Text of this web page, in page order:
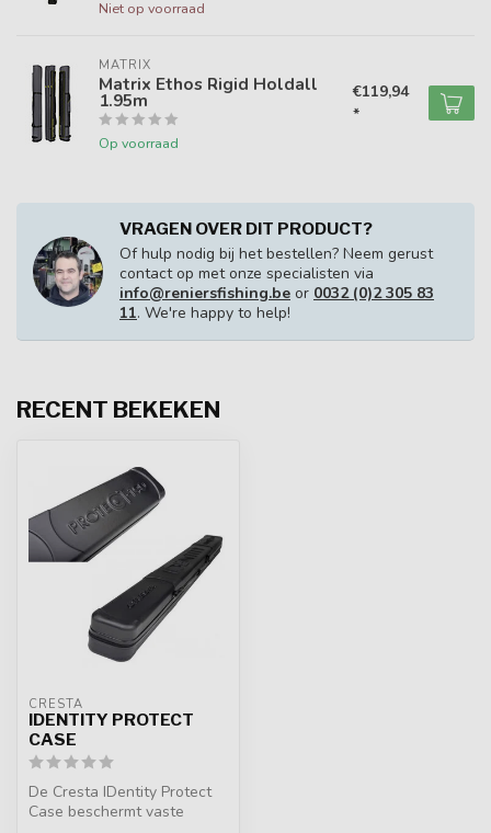
Niet op voorraad
MATRIX
Matrix Ethos Rigid Holdall
1.95m
Op voorraad
€119,94
*
VRAGEN OVER DIT PRODUCT?
Of hulp nodig bij het bestellen? Neem gerust
contact op met onze specialisten via
info@reniersfishing.be or 0032 (0)2 305 83
11. We're happy to help!
RECENT BEKEKEN
CRESTA
IDENTITY PROTECT
CASE
De Cresta IDentity Protect
Case beschermt vaste